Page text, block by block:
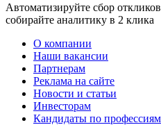
Автоматизируйте сбор
собирайте аналитику в 2 клика
О компании
Наши вакансии
Партнерам
Реклама на сайте
Новости и статьи
Инвесторам
Кандидаты по профессиям